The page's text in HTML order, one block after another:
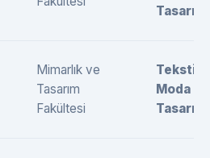
Tasarımı
Mimarlık ve
Tasarım
Fakültesi
Tekstil
Moda
Tasarımı